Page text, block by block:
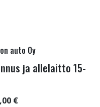
auto Oy
ja allelaitto 15-
€